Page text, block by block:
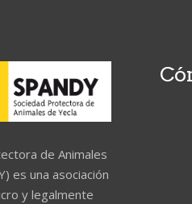
de Animales
es una asociación
y legalmente